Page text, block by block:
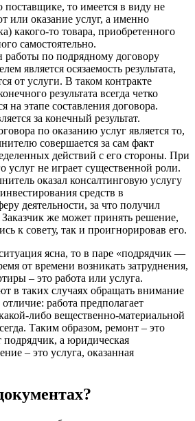
поставщике, то имеется в виду не
или оказание услуг, а именно
какого-то товара, приобретенного
самостоятельно.
по подрядному договору
является осязаемость результата,
от услуги. В таком контракте
результата всегда четко
на этапе составления договора.
за конечный результат.
по оказанию услуг является то,
совершается за сам факт
действий с его стороны. При
услуг не играет существенной роли.
оказал консалтинговую услугу
средств в
деятельности, за что получил
же может принять решение,
к совету, так и проигнорировав его.
ясна, то в паре «подрядчик —
от времени возникать затруднения,
– это работа или услуга.
в таких случаях обращать внимание
работа предполагает
либо вещественно-материальной
Таким образом, ремонт – это
подрядчик, а юридическая
– это услуга, оказанная